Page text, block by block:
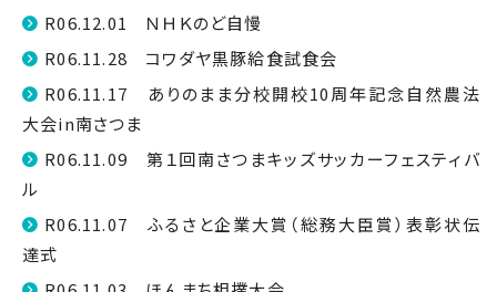
R06.12.01 ＮＨＫのど自慢
R06.11.28 コワダヤ黒豚給食試食会
R06.11.17 ありのまま分校開校10周年記念自然農法
大会in南さつま
R06.11.09 第１回南さつまキッズサッカーフェスティバ
ル
R06.11.07 ふるさと企業大賞（総務大臣賞）表彰状伝
達式